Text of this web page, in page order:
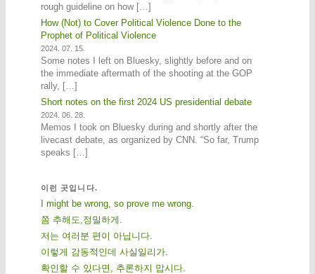
rough guideline on how […]
How (Not) to Cover Political Violence Done to the
Prophet of Political Violence
2024. 07. 15.
Some notes I left on Bluesky, slightly before and on
the immediate aftermath of the shooting at the GOP
rally, […]
Short notes on the first 2024 US presidential debate
2024. 06. 28.
Memos I took on Bluesky during and shortly after the
livecast debate, as organized by CNN. “So far, Trump
speaks […]
이런 곳입니다.
I might be wrong, so prove me wrong.
쫌 추해도,정밀하게.
저는 여러분 편이 아닙니다.
이렇게 감동적인데 사실일리가.
확인할 수 있다면, 추론하지 맙시다.